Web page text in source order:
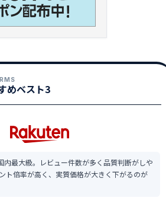
めベスト3
内最大級。レビュー件数が多く品質判断がしや
ト倍率が高く、実質価格が大きく下がるのが